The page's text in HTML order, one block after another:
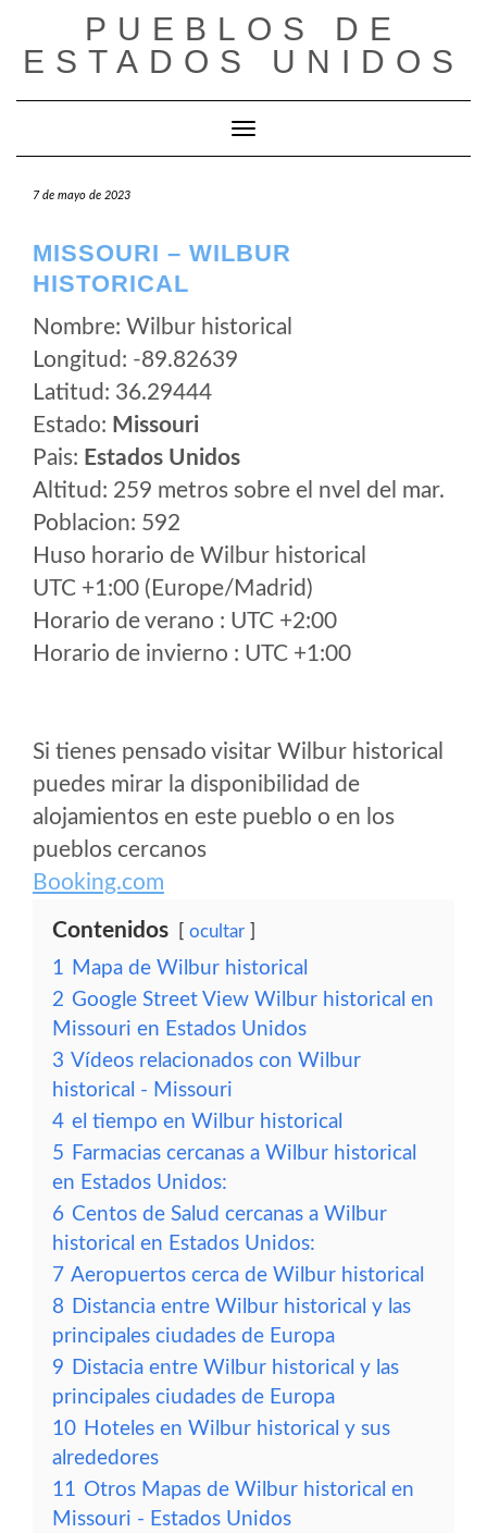
contenido
PUEBLOS DE
ESTADOS UNIDOS
Cambiar modo de navegación
7 de mayo de 2023
MISSOURI – WILBUR
HISTORICAL
Nombre: Wilbur historical
Longitud: -89.82639
Latitud: 36.29444
Estado: Missouri
Pais: Estados Unidos
Altitud: 259 metros sobre el nvel del mar.
Poblacion: 592
Huso horario de Wilbur historical
UTC +1:00 (Europe/Madrid)
Horario de verano : UTC +2:00
Horario de invierno : UTC +1:00
Si tienes pensado visitar Wilbur historical
puedes mirar la disponibilidad de
alojamientos en este pueblo o en los
pueblos cercanos
Booking.com
Contenidos ocultar
1 Mapa de Wilbur historical
2 Google Street View Wilbur historical en
Missouri en Estados Unidos
3 Vídeos relacionados con Wilbur
historical - Missouri
4 el tiempo en Wilbur historical
5 Farmacias cercanas a Wilbur historical
en Estados Unidos:
6 Centos de Salud cercanas a Wilbur
historical en Estados Unidos:
7 Aeropuertos cerca de Wilbur historical
8 Distancia entre Wilbur historical y las
principales ciudades de Europa
9 Distacia entre Wilbur historical y las
principales ciudades de Europa
10 Hoteles en Wilbur historical y sus
alrededores
11 Otros Mapas de Wilbur historical en
Missouri - Estados Unidos